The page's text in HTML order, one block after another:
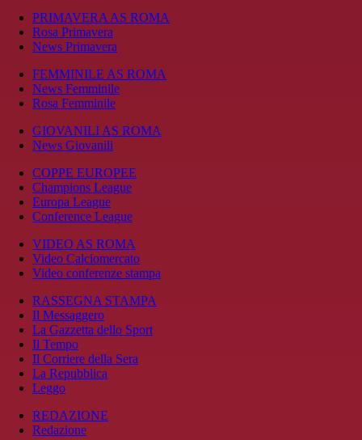
PRIMAVERA AS ROMA
Rosa Primavera
News Primavera
FEMMINILE AS ROMA
News Femminile
Rosa Femminile
GIOVANILI AS ROMA
News Giovanili
COPPE EUROPEE
Champions League
Europa League
Conference League
VIDEO AS ROMA
Video Calciomercato
Video conferenze stampa
RASSEGNA STAMPA
Il Messaggero
La Gazzetta dello Sport
Il Tempo
Il Corriere della Sera
La Repubblica
Leggo
REDAZIONE
Redazione